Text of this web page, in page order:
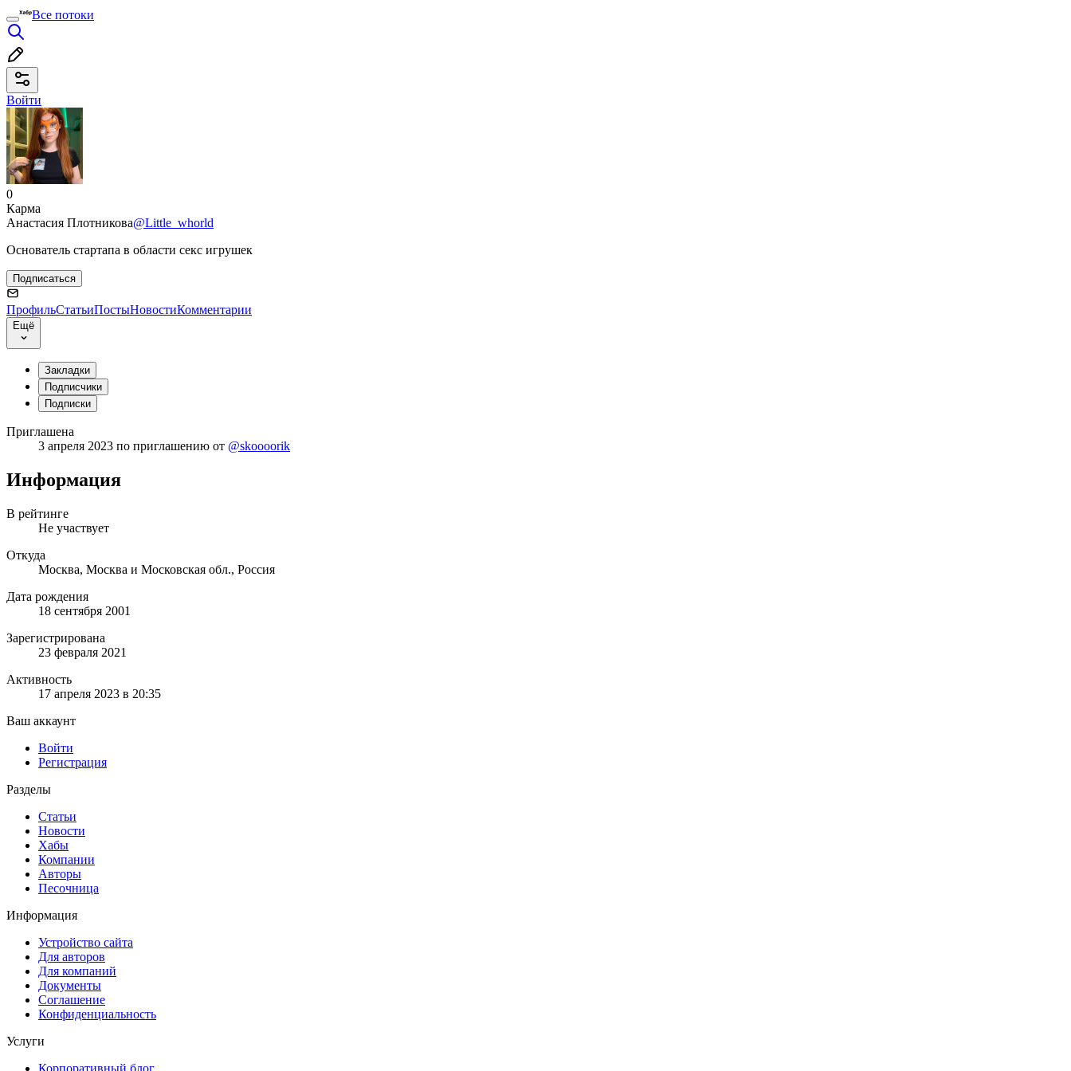
Все потоки
Войти
0
Карма
Анастасия Плотникова@Little_whorld
Основатель стартапа в области секс игрушек
Подписаться
ПрофильСтатьиПостыНовостиКомментарии
Ещё
Закладки
Подписчики
Подписки
Приглашена
3 апреля 2023 по приглашению от @skoooorik
Информация
В рейтинге
Не участвует
Откуда
Москва, Москва и Московская обл., Россия
Дата рождения
18 сентября 2001
Зарегистрирована
23 февраля 2021
Активность
17 апреля 2023 в 20:35
Ваш аккаунт
Войти
Регистрация
Разделы
Статьи
Новости
Хабы
Компании
Авторы
Песочница
Информация
Устройство сайта
Для авторов
Для компаний
Документы
Соглашение
Конфиденциальность
Услуги
Корпоративный блог